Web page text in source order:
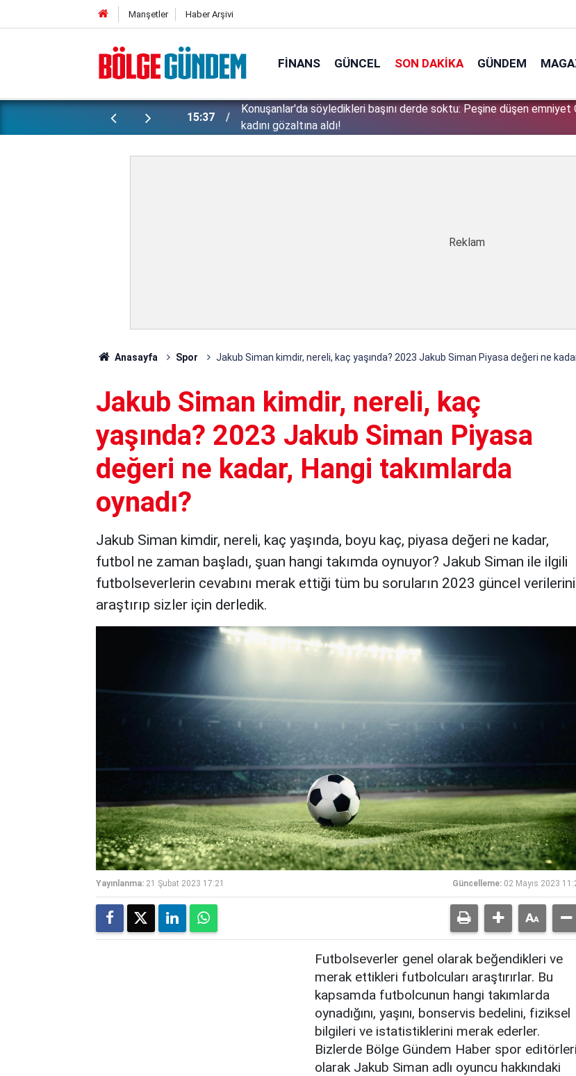
Manşetler Haber Arşivi
FINANS GÜNCEL SON DAKIKA GÜNDEM
ünlü futbolcu Lukaku için harekete
15:37
Konuşanlar'da söyledikleri başını derde soktu: Peşine düşen emniyet
kadını gözaltına aldı!
Anasayfa Spor Jakub Siman kimdir, nereli, kaç yaşında? 2023 Jakub Siman Piyasa değeri ne
Jakub Siman kimdir, nereli, kaç
yaşında? 2023 Jakub Siman Piyasa
değeri ne kadar, Hangi takımlarda
oynadı?
Jakub Siman kimdir, nereli, kaç yaşında, boyu kaç, piyasa değeri ne kadar,
futbol ne zaman başladı, şuan hangi takımda oynuyor? Jakub Siman ile ilgili
futbolseverlerin cevabını merak ettiği tüm bu soruların 2023 güncel verilerini
araştırıp sizler için derledik.
Yayınlanma: 21 Şubat 2023 17:21 Güncelleme: 02 Mayıs 2023
Futbolseverler genel olarak beğendikleri ve
merak ettikleri futbolcuları araştırırlar. Bu
kapsamda futbolcunun hangi takımlarda
oynadığını, yaşını, bonservis bedelini, fiziksel
bilgileri ve istatistiklerini merak ederler.
Bizlerde Bölge Gündem Haber spor editörleri
olarak Jakub Siman adlı oyuncu hakkındaki